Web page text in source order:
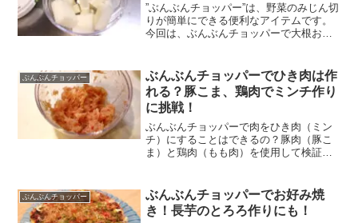
”ぶんぶんチョッパー”は、野菜のみじん切
りが簡単にできる便利なアイテムです。
今回は、ぶんぶんチョッパーで大根おろ
に細かくする作業が必要となりますが、
単に時間をかけるだけ...
ぶんぶんチョッパー
ぶんぶんチョッパーでひき肉は作
れる？豚こま、鶏肉でミンチ作り
に挑戦！
ぶんぶんチョッパーで肉をひき肉（ミン
チ）にすることはできるの？豚肉（豚こ
ま）と鶏肉（もも肉）を使用して検証し
ぶんぶんチョッパー
ぶんぶんチョッパーでお好み焼
き！長芋のとろろ作りにも！